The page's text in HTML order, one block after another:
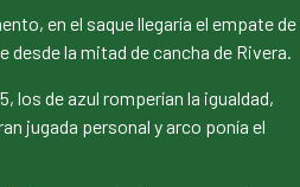
en el saque llegaría el empate de
desde la mitad de cancha de Rivera.
los de azul romperían la igualdad,
jugada personal y arco ponía el